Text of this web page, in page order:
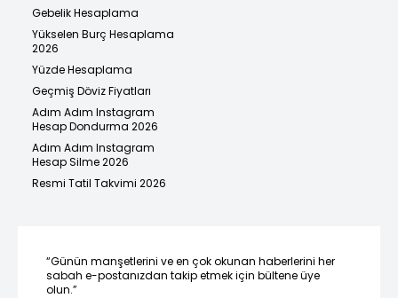
Gebelik Hesaplama
Yükselen Burç Hesaplama
2026
Yüzde Hesaplama
Geçmiş Döviz Fiyatları
Adım Adım Instagram
Hesap Dondurma 2026
Adım Adım Instagram
Hesap Silme 2026
Resmi Tatil Takvimi 2026
“Günün manşetlerini ve en çok okunan haberlerini her
sabah e-postanızdan takip etmek için bültene üye
olun.”